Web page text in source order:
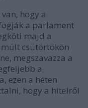
hogy a
a parlament
majd a
múlt csütörtökön
megszavazza a
a
ezen a héten
hogy a hitelről